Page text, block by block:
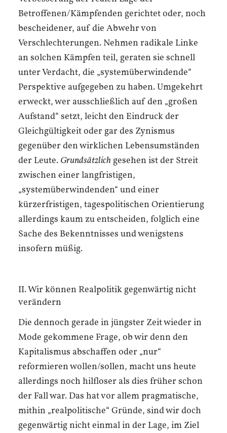
Betroffenen/Kämpfenden gerichtet oder, noch
bescheidener, auf die Abwehr von
Verschlechterungen. Nehmen radikale Linke
an solchen Kämpfen teil, geraten sie schnell
unter Verdacht, die „systemüberwindende“
Perspektive aufgegeben zu haben. Umgekehrt
erweckt, wer ausschließlich auf den „großen
Aufstand“ setzt, leicht den Eindruck der
Gleichgültigkeit oder gar des Zynismus
gegenüber den wirklichen Lebensumständen
der Leute. Grundsätzlich gesehen ist der Streit
zwischen einer langfristigen,
„systemüberwindenden“ und einer
kürzerfristigen, tagespolitischen Orientierung
allerdings kaum zu entscheiden, folglich eine
Sache des Bekenntnisses und wenigstens
insofern müßig.
II. Wir können Realpolitik gegenwärtig nicht
verändern
Die dennoch gerade in jüngster Zeit wieder in
Mode gekommene Frage, ob wir denn den
Kapitalismus abschaffen oder „nur“
reformieren wollen/sollen, macht uns heute
allerdings noch hilfloser als dies früher schon
der Fall war. Das hat vor allem pragmatische,
mithin „realpolitische“ Gründe, sind wir doch
gegenwärtig nicht einmal in der Lage, im Ziel